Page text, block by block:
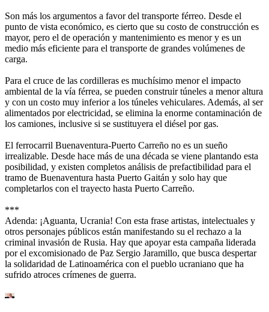
Son más los argumentos a favor del transporte férreo. Desde el
punto de vista económico, es cierto que su costo de construcción es
mayor, pero el de operación y mantenimiento es menor y es un
medio más eficiente para el transporte de grandes volúmenes de
carga.
Para el cruce de las cordilleras es muchísimo menor el impacto
ambiental de la vía férrea, se pueden construir túneles a menor altura
y con un costo muy inferior a los túneles vehiculares. Además, al ser
alimentados por electricidad, se elimina la enorme contaminación de
los camiones, inclusive si se sustituyera el diésel por gas.
El ferrocarril Buenaventura-Puerto Carreño no es un sueño
irrealizable. Desde hace más de una década se viene plantando esta
posibilidad, y existen completos análisis de prefactibilidad para el
tramo de Buenaventura hasta Puerto Gaitán y solo hay que
completarlos con el trayecto hasta Puerto Carreño.
***
Adenda: ¡Aguanta, Ucrania! Con esta frase artistas, intelectuales y
otros personajes públicos están manifestando su el rechazo a la
criminal invasión de Rusia. Hay que apoyar esta campaña liderada
por el excomisionado de Paz Sergio Jaramillo, que busca despertar
la solidaridad de Latinoamérica con el pueblo ucraniano que ha
sufrido atroces crímenes de guerra.